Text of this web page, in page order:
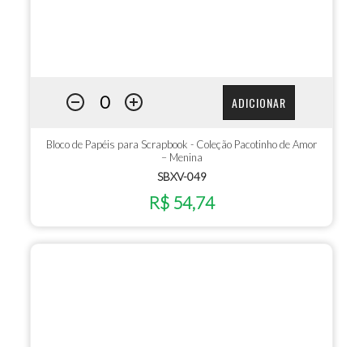
ADICIONAR
Bloco de Papéis para Scrapbook - Coleção Pacotinho de Amor
– Menina
SBXV-049
R$ 54,74